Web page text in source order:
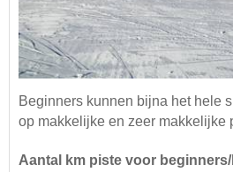
Beginners kunnen bijna het hele
op makkelijke en zeer makkelijke
Aantal km piste voor